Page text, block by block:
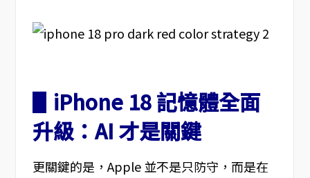
▋iPhone 18 記憶體全面
升級：AI 才是關鍵
更關鍵的是，Apple 並不是只防守，而是在